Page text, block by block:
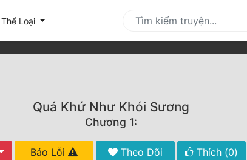
Thể Loại
Quá Khứ Như Khói Sương
Chương 1:
Báo Lỗi Theo Dõi Thích (0)